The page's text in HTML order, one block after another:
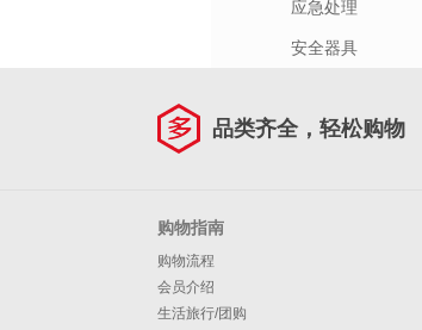
应急处理
安全器具
品类齐全，轻松购物
购物指南
购物流程
会员介绍
生活旅行/团购